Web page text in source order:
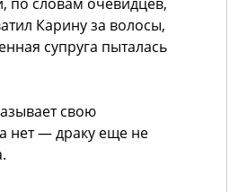
Карину за волосы,
супруга пыталась
свою
нет — драку еще не